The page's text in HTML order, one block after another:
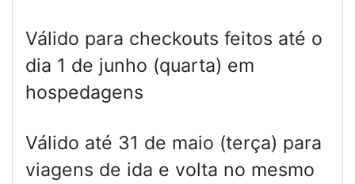
Válido para checkouts feitos até o
dia 1 de junho (quarta) em
hospedagens
Válido até 31 de maio (terça) para
viagens de ida e volta no mesmo